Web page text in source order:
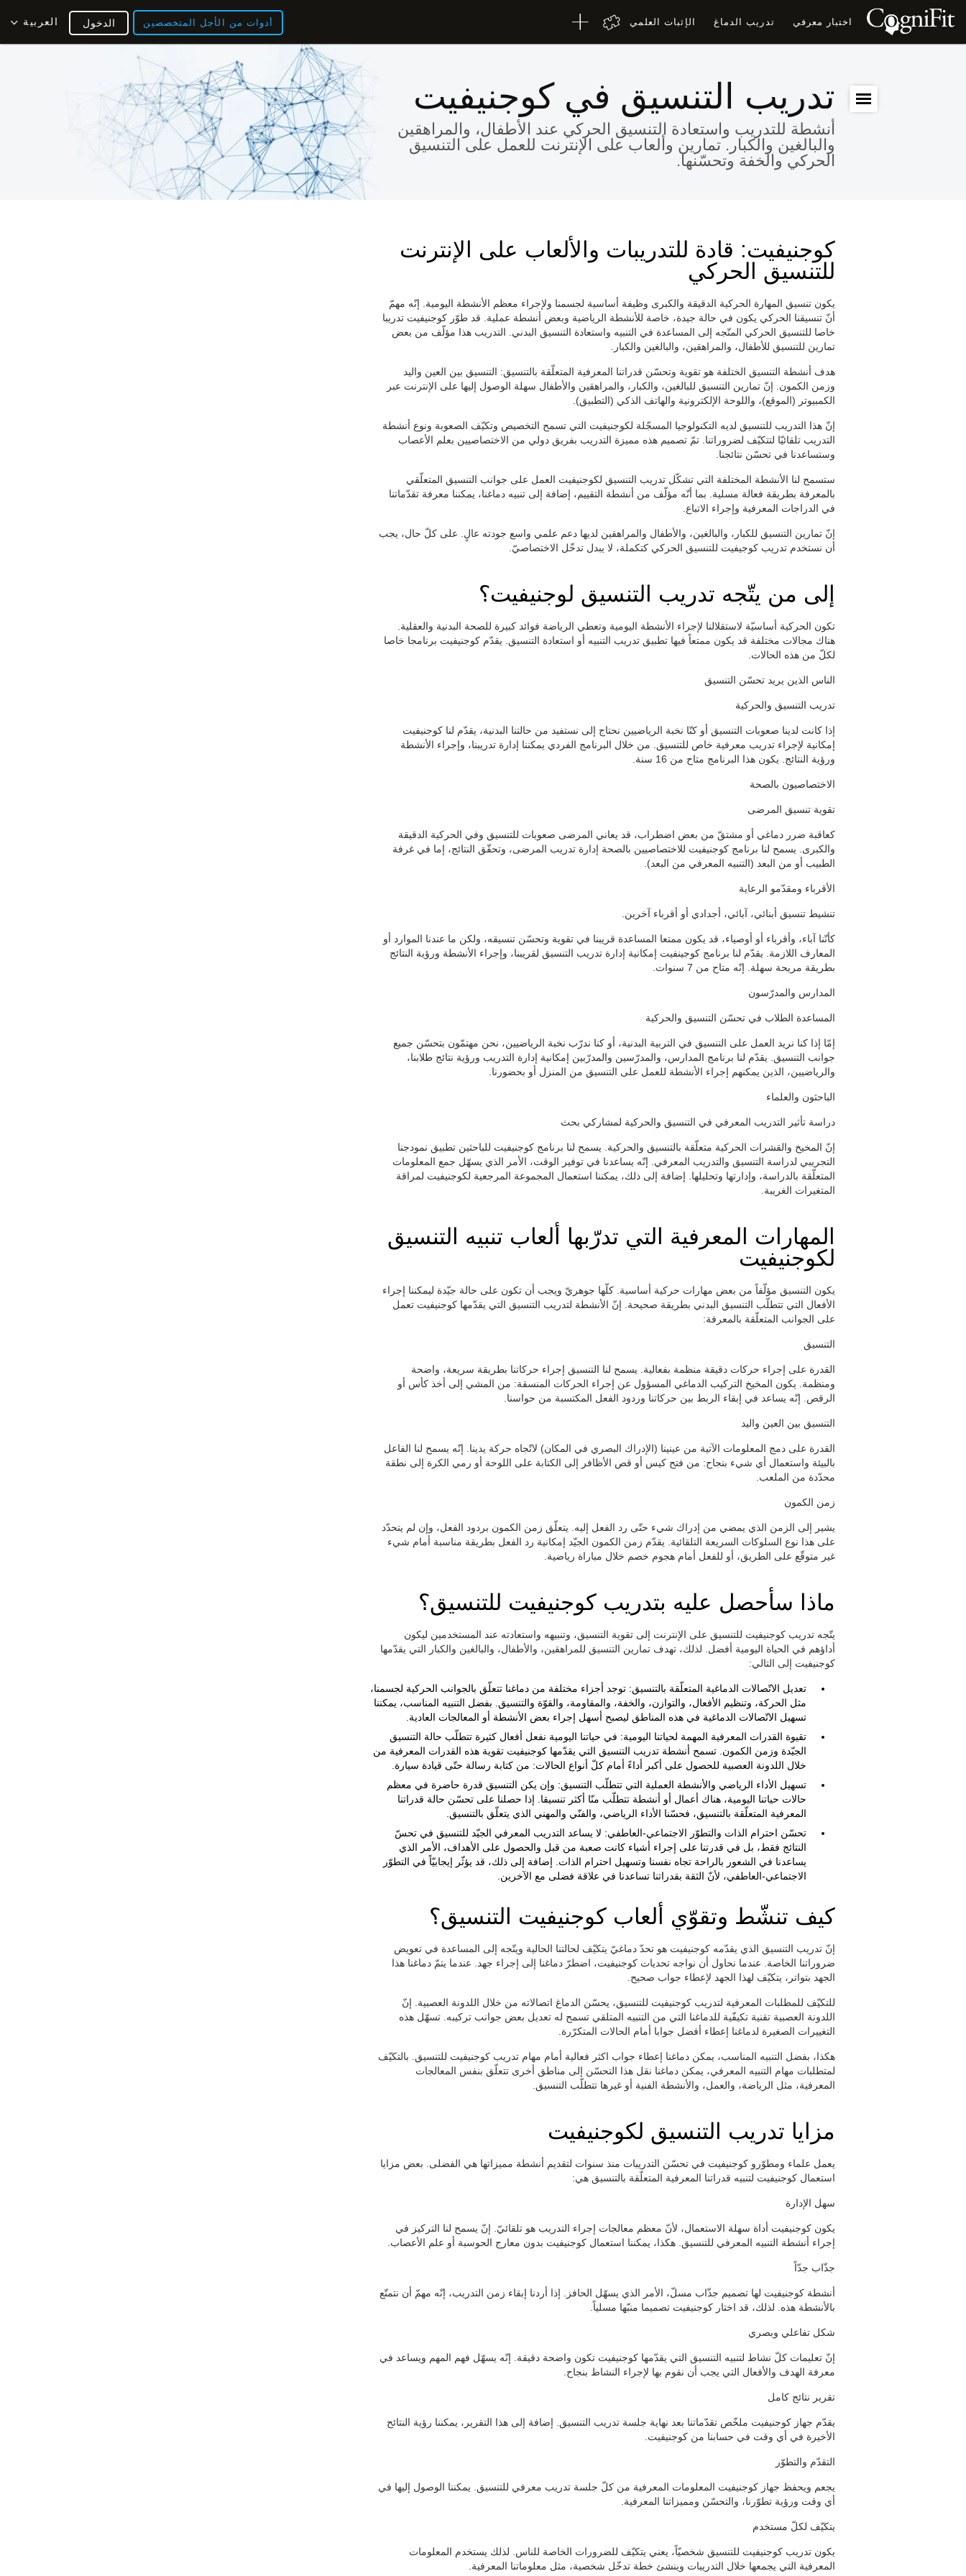
اختبار معرفي تدريب الدماغ الإثبات العلمي أدوات من الأجل المتخصصين العربية الدخول
تدريب التنسيق في كوجنيفيت
أنشطة للتدريب واستعادة التنسيق الحركي عند الأطفال، والمراهقين
والبالغين والكبار. تمارين وألعاب على الإنترنت للعمل على التنسيق
الحركي والخفة وتحسّنها.
كوجنيفيت: قادة للتدريبات والألعاب على الإنترنت
للتنسيق الحركي
يكون تنسيق المهارة الحركية الدقيقة والكبرى وظيفة أساسية لجسمنا ولإجراء معظم الأنشطة اليومية. إنّه مهمّ
أنّ تنسيقنا الحركي يكون في حالة جيدة، خاصة للأنشطة الرياضية وبعض أنشطة عملية. قد طوّر كوجنيفيت تدريبا
خاصا للتنسيق الحركي المتّجه إلى المساعدة في التنبيه واستعادة التنسيق البدني. التدريب هذا مؤلّف من بعض
تمارين للتنسيق للأطفال، والمراهقين، والبالغين والكبار.
هدف أنشطة التنسيق الختلفة هو تقوية وتحسّن قدراتنا المعرفية المتعلّقة بالتنسيق: التنسيق بين العين واليد
وزمن الكمون. إنّ تمارين التنسيق للبالغين، والكبار، والمراهقين والأطفال سهلة الوصول إليها على الإنترنت عبر
الكمبيوتر (الموقع)، واللوحة الإلكترونية والهاتف الذكي (التطبيق).
إنّ هذا التدريب للتنسيق لديه التكنولوجيا المسجّلة لكوجنيفيت التي تسمح التخصيص وتكيّف الصعوبة ونوع أنشطة
التدريب تلقائيّا لتتكيّف لضروراتنا. تمّ تصميم هذه مميزة التدريب بفريق دولي من الاختصاصيين بعلم الأعصاب
وستساعدنا في تحسّن نتائجنا.
ستسمح لنا الأنشطة المختلفة التي تشكّل تدريب التنسيق لكوجنيفيت العمل على جوانب التنسيق المتعلّقي
بالمعرفة بطريقة فعالة مسلية. بما أنّه مؤلّف من أنشطة التقييم، إضافة إلى تنبيه دماغنا، يمكننا معرفة تقدّماتنا
في الدراجات المعرفية وإجراء الاتباع.
إنّ تمارين التنسيق للكبار، والبالغين، والأطفال والمراهقين لديها دعم علمي واسع جودته عالٍ. على كلّ حال، يجب
أن نستخدم تدريب كوجيفيت للتنسيق الحركي كتكملة، لا يبدل تدخّل الاختصاصيّ.
إلى من يتّجه تدريب التنسيق لوجنيفيت؟
تكون الحركية أساسيّة لاستقلالنا لإجراء الأنشطة اليومية وتعطي الرياضة فوائد كبيرة للصحة البدنية والعقلية.
هناك مجالات مختلفة قد يكون ممتعاً فيها تطبيق تدريب التنبيه أو استعادة التنسيق. يقدّم كوجنيفيت برنامجا خاصا
لكلّ من هذه الحالات.
الناس الذين يريد تحسّن التنسيق
تدريب التنسيق والحركية
إذا كانت لدينا صعوبات التنسيق أو كنّا نخبة الرياضيين نحتاج إلى نستفيد من حالتنا البدنية، يقدّم لنا كوجنيفيت
إمكانية لإجراء تدريب معرفية خاص للتنسيق. من خلال البرنامج الفردي يمكننا إدارة تدريبنا، وإجراء الأنشطة
ورؤية النتائج. يكون هذا البرنامج متاح من 16 سنة.
الاختصاصيون بالصحة
تقوية تنسيق المرضى
كعاقبة ضرر دماغي أو مشتقّ من بعض اضطراب، قد يعاني المرضى صعوبات للتنسيق وفي الحركية الدقيقة
والكبرى. يسمح لنا برنامج كوجنيفيت للاختصاصيين بالصحة إدارة تدريب المرضى، وتحقّق النتائج، إما في غرفة
الطبيب أو من البعد (التنبيه المعرفي من البعد).
الأقرباء ومقدّمو الرعاية
تنشيط تنسيق أبنائي، آبائي، أجدادي أو أقرباء آخرين.
كأنّنا آباء، وأقرباء أو أوصياء، قد يكون ممتعا المساعدة قريبنا في تقوية وتحسّن تنسيقه، ولكن ما عندنا الموارد أو
المعارف اللازمة. يقدّم لنا برنامج كوجينفيت إمكانية إدارة تدريب التنسيق لقريبنا، وإجراء الأنشطة ورؤية النتائج
بطريقة مريحة سهلة. إنّه متاح من 7 سنوات.
المدارس والمدرّسون
المساعدة الطلاب في تحسّن التنسيق والحركية
إمّا إذا كنا نريد العمل على التنسيق في التربية البدنية، أو كنا ندرّب نخبة الرياضيين، نحن مهتمّون بتحسّن جميع
جوانب التنسيق. يقدّم لنا برنامج المدارس، والمدرّسين والمدرّبين إمكانية إدارة التدريب ورؤية نتائج طلابنا،
والرياضيين، الذين يمكنهم إجراء الأنشطة للعمل على التنسيق من المنزل أو بحضورنا.
الباحثون والعلماء
دراسة تأثير التدريب المعرفي في التنسيق والحركية لمشاركي بحث
إنّ المخيخ والقشرات الحركية متعلّقة بالتنسيق والحركية. يسمح لنا برنامج كوجنيفيت للباحثين تطبيق نمودجنا
التجريبي لدراسة التنسيق والتدريب المعرفي. إنّه يساعدنا في توفير الوقت، الأمر الذي يسهّل جمع المعلومات
المتعلّقة بالدراسة، وإدارتها وتحليلها. إضافة إلى ذلك، يمكننا استعمال المجموعة المرجعية لكوجنيفيت لمراقة
المتغيرات الغريبة.
المهارات المعرفية التي تدرّبها ألعاب تنبيه التنسيق
لكوجنيفيت
يكون التنسيق مؤلّفاً من بعض مهارات حركية أساسية. كلّها جوهريّ ويجب أن تكون على حالة جيّدة ليمكننا إجراء
الأفعال التي تتطلّب التنسيق البدني بطريقة صحيحة. إنّ الأنشطة لتدريب التنسيق التي يقدّمها كوجنيفيت تعمل
على الجوانب المتعلّقة بالمعرفة:
التنسيق
القدرة على إجراء حركات دقيقة منظمة بفعالية. يسمح لنا التنسيق إجراء حركاتنا بطريقة سريعة، واضحة
ومنظمة. يكون المخيخ التركيب الدماغي المسؤول عن إجراء الحركات المنسقة: من المشي إلى أخذ كأس أو
الرقص. إنّه يساعد في إبقاء الربط بين حركاتنا وردود الفعل المكتسبة من حواسنا.
التنسيق بين العين واليد
القدرة على دمج المعلومات الآتية من عينينا (الإدراك البصري في المكان) لاتّجاه حركة يدينا. إنّه يسمح لنا الفاعل
بالبيئة واستعمال أي شيء بنجاح: من فتح كيس أو قص الأظافر إلى الكتابة على اللوحة أو رمي الكرة إلى نطقة
محدّدة من الملعب.
زمن الكمون
يشير إلى الزمن الذي يمضي من إدراك شيء حتّى رد الفعل إليه. يتعلّق زمن الكمون بردود الفعل، وإن لم يتحدّد
على هذا نوع السلوكات السريعة التلقائية. يقدّم زمن الكمون الجيّد إمكانية رد الفعل بطريقة مناسبة أمام شيء
غير متوقّع على الطريق، أو للفعل أمام هجوم خصم خلال مباراة رياضية.
ماذا سأحصل عليه بتدريب كوجنيفيت للتنسيق؟
يتّجه تدريب كوجنيفيت للتنسيق على الإنترنت إلى تقوية التنسيق، وتنبيهه واستعادته عند المستخدمين ليكون
أداؤهم في الحياة اليومية أفضل. لذلك، تهدف تمارين التنسيق للمراهقين، والأطفال، والبالغين والكبار التي يقدّمها
كوجنيفيت إلى التالي:
تعديل الاتّصالات الدماغية المتعلّقة بالتنسيق: توجد أجزاء مختلفة من دماغنا تتعلّق بالجوانب الحركية لجسمنا،
مثل الحركة، وتنظيم الأفعال، والتوازن، والخفة، والمقاومة، والقوّة والتنسيق. بفضل التنبيه المناسب، يمكننا
تسهيل الاتّصالات الدماغية في هذه المناطق ليصبح أسهل إجراء بعض الأنشطة أو المعالجات العادية.
تقيوة القدرات المعرفية المهمة لحياتنا اليومية: في حياتنا اليومية نفعل أفعال كثيرة تتطلّب حالة التنسيق
الجيّدة وزمن الكمون. تسمح أنشطة تدريب التنسيق التي يقدّمها كوجنيفيت تقوية هذه القدرات المعرفية من
خلال اللدونة العصبية للحصول على أكبر أداءً أمام كلّ أنواع الحالات: من كتابة رسالة حتّى قيادة سيارة.
تسهيل الأداء الرياضي والأنشطة العملية التي تتطلّب التنسيق: وإن يكن التنسيق قدرة حاضرة في معظم
حالات حياتنا اليومية، هناك أعمال أو أنشطة تتطلّب منّا أكثر تنسيقا. إذا حصلنا على تحسّن حالة قدراتنا
المعرفية المتعلّقة بالتنسيق، فحسّنا الأداء الرياضي، والفنّي والمهني الذي يتعلّق بالتنسيق.
تحسّن احترام الذات والتطوّر الاجتماعي-العاطفي: لا يساعد التدريب المعرفي الجيّد للتنسيق في تحسّ
النتائج فقط، بل في قدرتنا على إجراء أشياء كانت صعبة من قبل والحصول على الأهداف، الأمر الذي
يساعدنا في الشعور بالراحة تجاه نفسنا وتسهيل احترام الذات. إضافة إلى ذلك، قد يؤثّر إيجابيّاً في التطوّر
الاجتماعي-العاطفي، لأنّ الثقة بقدراتنا تساعدنا في علاقة فضلى مع الآخرين.
كيف تنشّط وتقوّي ألعاب كوجنيفيت التنسيق؟
إنّ تدريب التنسيق الذي يقدّمه كوجنيفيت هو تحدّ دماغيّ يتكيّف لحالتنا الحالية ويتّجه إلى المساعدة في تعويض
ضروراتنا الخاصة. عندما نحاول أن نواجه تحديات كوجنيفيت، اضطرّ دماغنا إلى إجراء جهد. عندما يتمّ دماغنا هذا
الجهد بتواتر، يتكيّف لهذا الجهد لإعطاء جواب صحيح.
للتكيّف للمطلبات المعرفية لتدريب كوجنيفيت للتنسيق، يحسّن الدماغ اتصالاته من خلال اللدونة العصبية. إنّ
اللدونة العصبية تقنية تكيفّية للدماغنا التي من التنبيه المتلقي تسمح له تعديل بعض جوانب تركيبه. تسهّل هذه
التغييرات الصغيرة لدماغنا إعطاء أفضل جوابا أمام الحالات المتكرّرة.
هكذا، بفضل التنبيه المناسب، يمكن دماغنا إعطاء جواب اكثر فعالية أمام مهام تدريب كوجنيفيت للتنسيق. بالتكيّف
لمتطلبات مهام التنبيه المعرفي، يمكن دماغنا نقل هذا التحسّن إلى مناطق أخرى تتعلّق بنفس المعالجات
المعرفية، مثل الرياضة، والعمل، والأنشطة الفنية أو غيرها تتطلّب التنسيق.
مزايا تدريب التنسيق لكوجنيفيت
يعمل علماء ومطوّرو كوجنيفيت في تحسّن التدريبات منذ سنوات لتقديم أنشطة مميزاتها هي الفضلى. بعض مزايا
استعمال كوجنيفيت لتنبيه قدراتنا المعرفية المتعلّقة بالتنسيق هي:
سهل الإدارة
يكون كوجنيفيت أداة سهلة الاستعمال، لأنّ معظم معالجات إجراء التدريب هو تلقائيّ. إنّ يسمح لنا التركيز في
إجراء أنشطة التنبيه المعرفي للتنسيق. هكذا، يمكننا استعمال كوجنيفيت بدون معارج الحوسبة أو علم الأعصاب.
جذّاب جدّاً
أنشطة كوجنيفيت لها تصميم جذّاب مسلّ، الأمر الذي يسهّل الحافز. إذا أردنا إبقاء زمن التدريب، إنّه مهمّ أن نتمتّع
بالأنشطة هذه. لذلك، قد اختار كوجنيفيت تصميما منبّها مسلياً.
شكل تفاعلي وبصري
إنّ تعليمات كلّ نشاط لتنبيه التنسيق التي يقدّمها كوجنيفيت تكون واضحة دقيقة. إنّه يسهّل فهم المهم ويساعد في
معرفة الهدف والأفعال التي يجب أن نقوم بها لإجراء النشاط بنجاح.
تقرير نتائج كامل
يقدّم جهاز كوجنيفيت ملخّص تقدّماتنا بعد نهاية جلسة تدريب التنسيق. إضافة إلى هذا التقرير، يمكننا رؤية النتائح
الأخيرة في أي وقت في حسابنا من كوجنيفيت.
التقدّم والتطوّر
يجعم ويحفظ جهاز كوجنيفيت المعلومات المعرفية من كلّ جلسة تدريب معرفي للتنسيق. يمكننا الوصول إليها في
أي وقت ورؤية تطوّرنا، والتحسّن ومميزاتنا المعرفية.
يتكيّف لكلّ مستخدم
يكون تدريب كوجنيفيت للتنسيق شخصيّاً، يعني يتكيّف للضرورات الخاصة للناس. لذلك يستخدم المعلومات
المعرفية التي يجمعها خلال التدريبات وينشئ خطة تدخّل شخصية، مثل معلوماتنا المعرفية.